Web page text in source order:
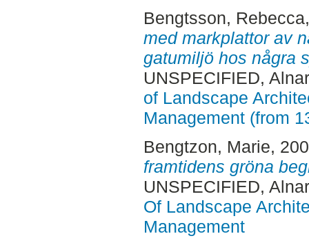
Bengtsson, Rebecca
med markplattor av
gatumiljö hos några
UNSPECIFIED,
of Landscape
Management (from
Bengtzon, Marie,
framtidens gröna
UNSPECIFIED,
Of Landscape
Management